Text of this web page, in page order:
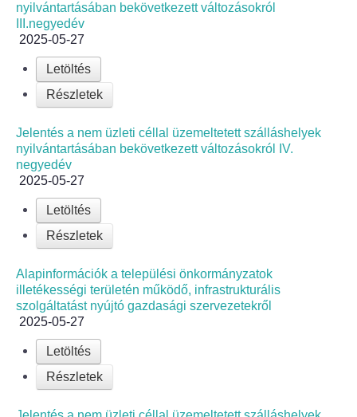
nyilvántartásában bekövetkezett változásokról
III.negyedév
2025-05-27
Letöltés
Részletek
Jelentés a nem üzleti céllal üzemeltetett szálláshelyek
nyilvántartásában bekövetkezett változásokról IV.
negyedév
2025-05-27
Letöltés
Részletek
Alapinformációk a települési önkormányzatok
illetékességi területén működő, infrastrukturális
szolgáltatást nyújtó gazdasági szervezetekről
2025-05-27
Letöltés
Részletek